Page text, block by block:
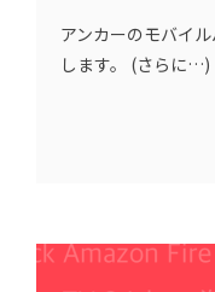
アンカーのモバイ
します。 (さらに…)